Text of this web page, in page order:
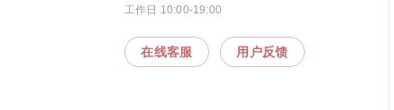
工作日 10:00-19:00
在线客服 用户反馈